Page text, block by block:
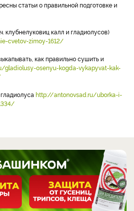
статьи о правильной подготовке и
клубнелуковиц калл и гладиолусов)
cvetov-zimoy-1612/
как правильно сушить и
gladiolusy-osenyu-kogda-vykapyvat-kak-
http://antonovsad.ru/uborka-i-